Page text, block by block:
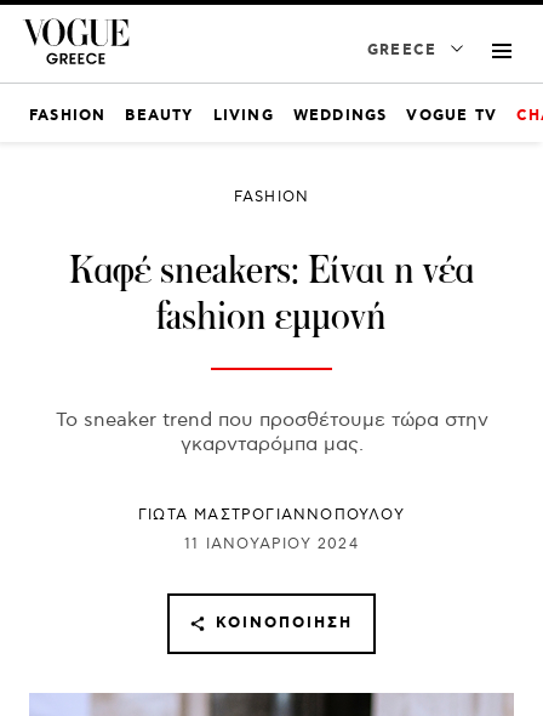
GREECE
FASHION BEAUTY LIVING WEDDINGS VOGUE TV
FASHION
Καφέ sneakers: Είναι η νέα
fashion εμμονή
Το sneaker trend που προσθέτουμε τώρα στην
γκαρνταρόμπα μας.
ΓΙΩΤΑ ΜΑΣΤΡΟΓΙΑΝΝΟΠΟΥΛΟΥ
11 ΙΑΝΟΥΑΡΊΟΥ 2024
ΚΟΙΝΟΠΟΊΗΣΗ